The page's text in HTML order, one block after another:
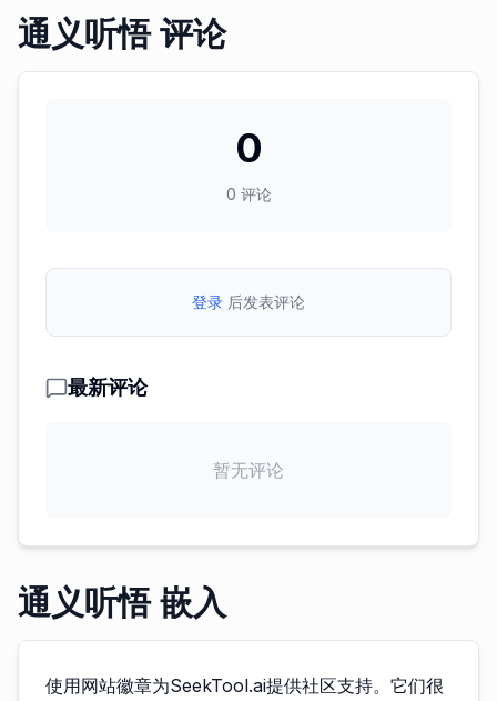
通义听悟 评论
0
0 评论
登录 后发表评论
最新评论
暂无评论
通义听悟 嵌入
使用网站徽章为SeekTool.ai提供社区支持。它们很